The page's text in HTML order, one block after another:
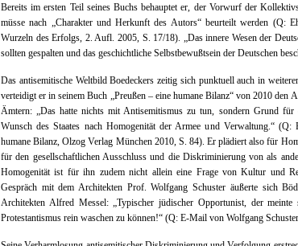
Bereits im ersten Teil seines Buchs behauptet er, der Vorwurf der
müsse nach „Charakter und Herkunft des Autors“ beurteilt werden (Q:
Wurzeln des Erfolgs, 2. Aufl. 2005, S. 17/18). „Das innere Wesen der
sollten gespalten und das geschichtliche Selbstbewußtsein der Deutschen
Das antisemitische Weltbild Boedeckers zeitig sich punktuell auch in
verteidigt er in seinem Buch „Preußen – eine humane Bilanz“ von 2010 den
Ämtern: „Das hatte nichts mit Antisemitismus zu tun, sondern Grund für
Wunsch des Staates nach Homogenität der Armee und Verwaltung.“ (Q:
humane Bilanz, Olzog Verlag München 2010, S. 84). Er plädiert also für
für den gesellschaftlichen Ausschluss und die Diskriminierung von als
Homogenität ist für ihn zudem nicht allein eine Frage von Kultur und
Gespräch mit dem Architekten Prof. Wolfgang Schuster äußerte sich
Architekten Alfred Messel: „Typischer jüdischer Opportunist, der
Protestantismus rein waschen zu können!“ (Q: E-Mail von Wolfgang